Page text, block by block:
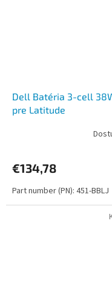
Dell Batéria 3-cell
pre Latitude
€134,78
Part number (PN): 451-BBLJ